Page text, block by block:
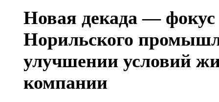
Новая декада — фокус
Норильского
улучшении условий
компании